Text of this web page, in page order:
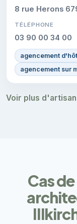
8 rue Herons
TÉLÉPHONE
03 90 00 34 00
agencement
agencement sur
Voir plus
Cas